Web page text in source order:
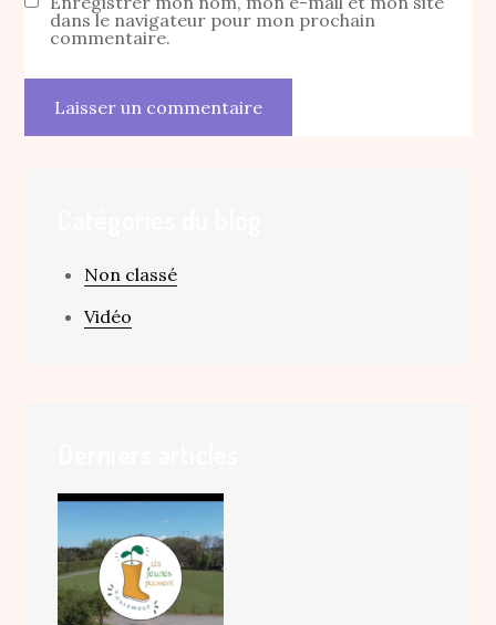
dans le navigateur pour mon prochain
commentaire.
Non classé
Vidéo